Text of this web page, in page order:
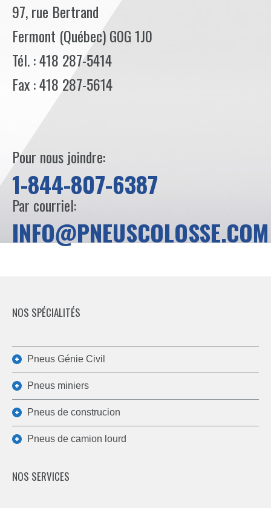
97, rue Bertrand
Fermont (Québec) G0G 1J0
Tél. : 418 287-5414
Fax : 418 287-5614
Pour nous joindre:
1-844-807-6387
Par courriel:
INFO@PNEUSCOLOSSE.COM
NOS SPÉCIALITÉS
Pneus Génie Civil
Pneus miniers
Pneus de construcion
Pneus de camion lourd
NOS SERVICES